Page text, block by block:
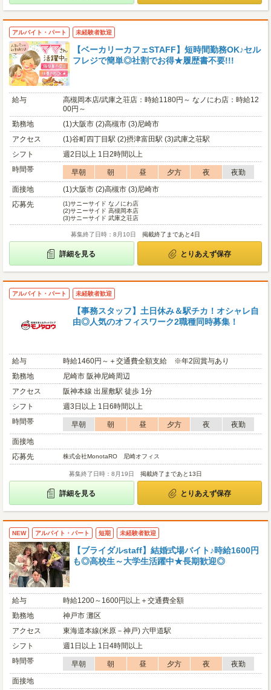
アルバイト・パート 未経験者歓迎
【ベーカリーカフェSTAFF】短時間勤務OK♪セル
フレジで簡単◎社割でお得★履歴書不要!!!
給与
高槻岡本店/武庫之荘店：時給1180円～ なノにわ店：時給12
00円～
勤務地
(1)大阪市 (2)高槻市 (3)尼崎市
アクセス
(1)谷町四丁目駅 (2)摂津富田駅 (3)武庫之荘駅
シフト
週2日以上 1日2時間以上
時間帯
早朝 朝 昼 夕方 夜
夜勤
面接地
(1)大阪市 (2)高槻市 (3)尼崎市
応募先
(1)サニーサイド なノにわ店
(2)サニーサイド 高槻岡本店
(3)サニーサイド 武庫之荘店
募集終了日時：8月10日 掲載終了まであと4日
詳細を見る とりあえず保存
アルバイト・パート 未経験者歓迎
【事務スタッフ】土日休み＆駅チカ！オシャレ自
由◎人気のオフィスワーク2職種同時募集！
給与
時給1460円～＋交通費全額支給 ※年2回賞与あり
勤務地
尼崎市 阪神尼崎周辺
アクセス
阪神本線 出屋敷駅 徒歩 1分
シフト
週3日以上 1日6時間以上
時間帯
早朝 朝 昼 夕方 夜
夜勤
面接地
応募先
株式会社MonotaRO 尼崎オフィス
募集終了日時：8月19日 掲載終了まであと13日
詳細を見る とりあえず保存
NEW アルバイト・パート 短期 未経験者歓迎
【ブライダルstaff】結婚式場バイト♪時給1600円
も◎高校生～大学生活躍中★長期歓迎◎
給与
時給1200～1600円以上＋交通費全額
勤務地
神戸市 灘区
アクセス
東海道本線(米原－神戸) 六甲道駅
シフト
週1日以上 1日4時間以上
時間帯
早朝 朝 昼 夕方 夜
夜勤
面接地